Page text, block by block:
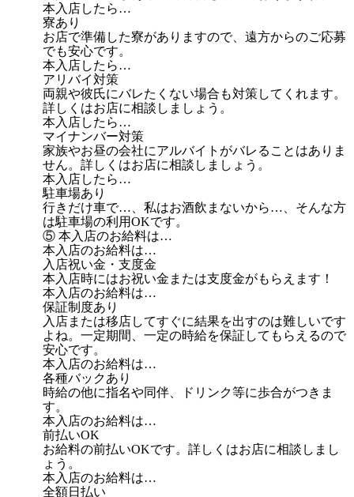
本入店したら…
寮あり
お店で準備した寮がありますので、遠方からのご応募
でも安心です。
本入店したら…
アリバイ対策
両親や彼氏にバレたくない場合も対策してくれます。
詳しくはお店に相談しましょう。
本入店したら…
マイナンバー対策
家族やお昼の会社にアルバイトがバレることはありま
せん。詳しくはお店に相談しましょう。
本入店したら…
駐車場あり
行きだけ車で…、私はお酒飲まないから…、そんな方
は駐車場の利用OKです。
⑤ 本入店のお給料は…
本入店のお給料は…
入店祝い金・支度金
本入店時にはお祝い金または支度金がもらえます！
本入店のお給料は…
保証制度あり
入店または移店してすぐに結果を出すのは難しいです
よね。一定期間、一定の時給を保証してもらえるので
安心です。
本入店のお給料は…
各種バックあり
時給の他に指名や同伴、ドリンク等に歩合がつきま
す。
本入店のお給料は…
前払いOK
お給料の前払いOKです。詳しくはお店に相談しまし
ょう。
本入店のお給料は…
全額日払い